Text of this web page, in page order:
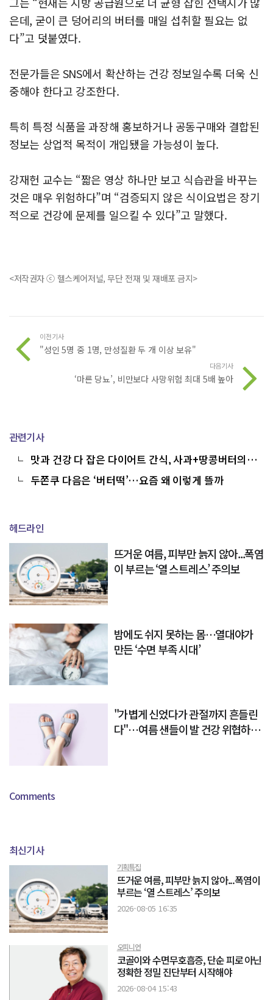
은데, 굳이 큰 덩어리의 버터를 매일 섭취할 필요는 없
다”고 덧붙였다.
전문가들은 SNS에서 확산하는 건강 정보일수록 더욱 신
중해야 한다고 강조한다.
특히 특정 식품을 과장해 홍보하거나 공동구매와 결합된
정보는 상업적 목적이 개입됐을 가능성이 높다.
강재헌 교수는 “짧은 영상 하나만 보고 식습관을 바꾸는
것은 매우 위험하다”며 “검증되지 않은 식이요법은 장기
적으로 건강에 문제를 일으킬 수 있다”고 말했다.
<저작권자 ⓒ 헬스케어저널, 무단 전재 및 재배포 금지>
이전기사
"성인 5명 중 1명, 만성질환 두 개 이상 보유"
다음기사
‘마른 당뇨’, 비만보다 사망위험 최대 5배 높아
관련기사
맛과 건강 다 잡은 다이어트 간식, 사과+땅콩버터의
비밀
두쫀쿠 다음은 ‘버터떡’…요즘 왜 이렇게 뜰까
헤드라인
뜨거운 여름, 피부만 늙지 않아...폭염
이 부르는 ‘열 스트레스’ 주의보
밤에도 쉬지 못하는 몸…열대야가
만든 ‘수면 부족 시대’
"가볍게 신었다가 관절까지 흔들린
다"…여름 샌들이 발 건강 위협하는
Comments
최신기사
기획특집
뜨거운 여름, 피부만 늙지 않아...폭염이
부르는 ‘열 스트레스’ 주의보
2026-08-05 16:35
오피니언
코골이와 수면무호흡증, 단순 피로 아닌
정확한 정밀 진단부터 시작해야
2026-08-04 15:43